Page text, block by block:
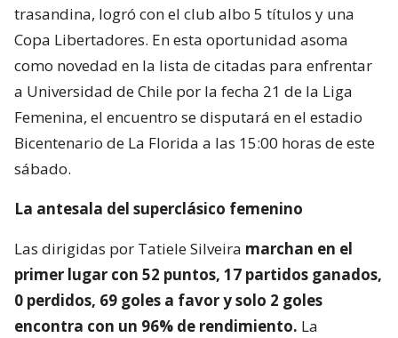
trasandina, logró con el club albo 5 títulos y una
Copa Libertadores. En esta oportunidad asoma
como novedad en la lista de citadas para enfrentar
a Universidad de Chile por la fecha 21 de la Liga
Femenina, el encuentro se disputará en el estadio
Bicentenario de La Florida a las 15:00 horas de este
sábado.
La antesala del superclásico femenino
Las dirigidas por Tatiele Silveira marchan en el
primer lugar con 52 puntos, 17 partidos ganados,
0 perdidos, 69 goles a favor y solo 2 goles
encontra con un 96% de rendimiento. La